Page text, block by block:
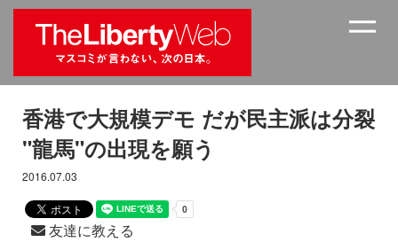
香港で大規模デモ だが民主派は分裂
"龍馬"の出現を願う
2016.07.03
友達に教える